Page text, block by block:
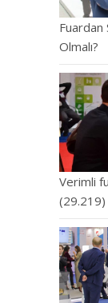
Fuardan
Olmalı?
Verimli
(29.219)